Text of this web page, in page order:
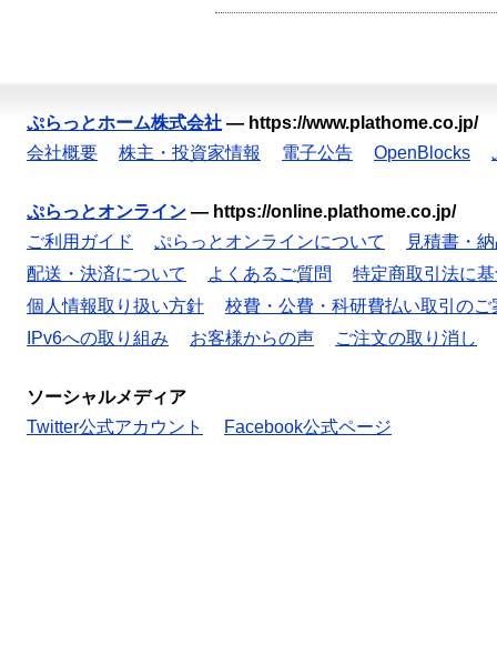
ぷらっとホーム株式会社 — https://www.plathome.co.jp/
会社概要
株主・投資家情報 電子公告 OpenBlocks
ぷらっとオンライン — https://online.plathome.co.jp/
ご利用ガイド
ぷらっとオンラインについて
見積書・
配送・決済について
よくあるご質問
特定商取引法に
個人情報取り扱い方針
校費・公費・科研費払い取引のご
IPv6への取り組み
お客様からの声 ご注文の取り消し
ソーシャルメディア
Twitter公式アカウント
Facebook公式ページ